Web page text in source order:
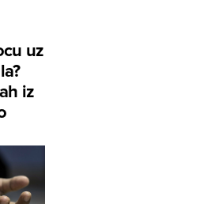
uz
iz